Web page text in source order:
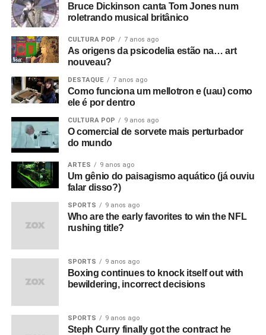
Bruce Dickinson canta Tom Jones num
roletrando musical britânico
CULTURA POP 7 anos ago
As origens da psicodelia estão na… art
nouveau?
DESTAQUE 7 anos ago
Como funciona um mellotron e (uau) como
ele é por dentro
CULTURA POP 9 anos ago
O comercial de sorvete mais perturbador
do mundo
ARTES 9 anos ago
Um gênio do paisagismo aquático (já ouviu
falar disso?)
SPORTS 9 anos ago
Who are the early favorites to win the NFL
rushing title?
SPORTS 9 anos ago
Boxing continues to knock itself out with
bewildering, incorrect decisions
SPORTS 9 anos ago
Steph Curry finally got the contract he